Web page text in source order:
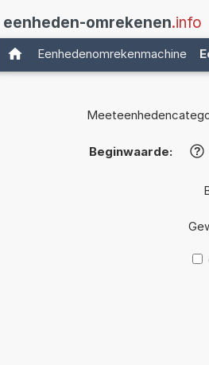
eenheden-omrekenen.info
Eenhedenomrekenmachine
Beginwaarde: ?